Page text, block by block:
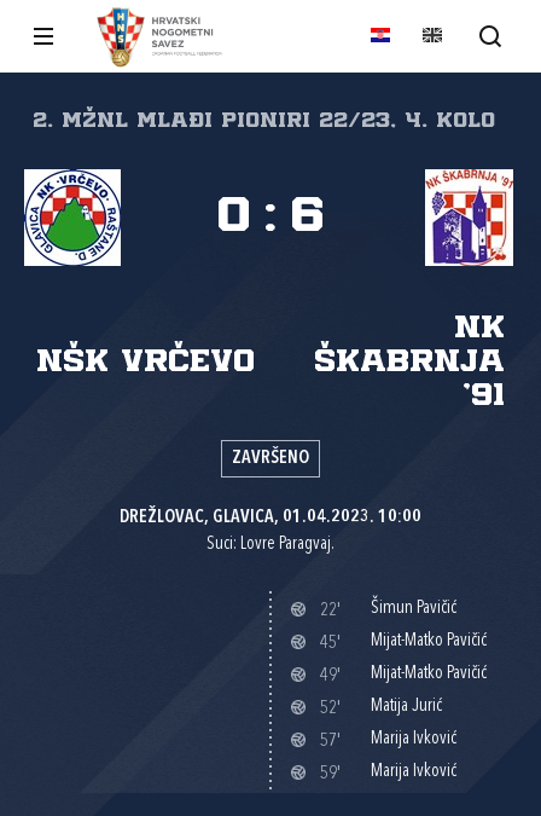
2. MŽNL MLAĐI PIONIRI 22/23, 4. kolo
NŠK Vrčevo
NK
Škabrnja
'91
0 : 6
ZAVRŠENO
DREŽLOVAC, GLAVICA, 01.04.2023. 10:00
Suci: Lovre Paragvaj.
22'
Šimun Pavičić
45'
Mijat-Matko Pavičić
49'
Mijat-Matko Pavičić
52'
Matija Jurić
57'
Marija Ivković
59'
Marija Ivković